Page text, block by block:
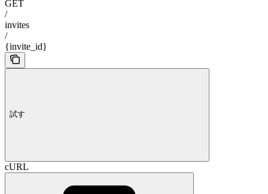
GET
/
invites
/
{invite_id}
試す
cURL